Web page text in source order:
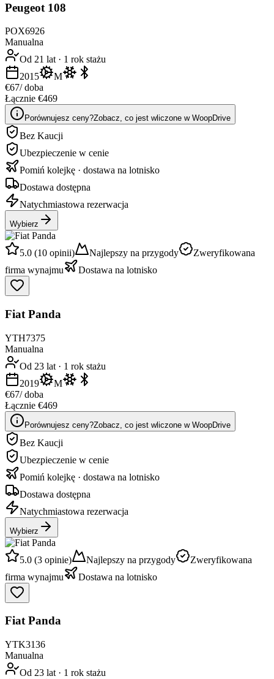
Peugeot 108
POX6926
Manualna
Od 21 lat · 1 rok stażu
2015
M
€67/ doba
Łącznie €469
Porównujesz ceny?Zobacz, co jest wliczone w WoopDrive
Bez Kaucji
Ubezpieczenie w cenie
Pomiń kolejkę · dostawa na lotnisko
Dostawa dostępna
Natychmiastowa rezerwacja
Wybierz
5.0 (10 opinii) Najlepszy na przygody
Zweryfikowana
firma wynajmu
Dostawa na lotnisko
Fiat Panda
YTH7375
Manualna
Od 23 lat · 1 rok stażu
2019
M
€67/ doba
Łącznie €469
Porównujesz ceny?Zobacz, co jest wliczone w WoopDrive
Bez Kaucji
Ubezpieczenie w cenie
Pomiń kolejkę · dostawa na lotnisko
Dostawa dostępna
Natychmiastowa rezerwacja
Wybierz
5.0 (3 opinie) Najlepszy na przygody
Zweryfikowana
firma wynajmu
Dostawa na lotnisko
Fiat Panda
YTK3136
Manualna
Od 23 lat · 1 rok stażu